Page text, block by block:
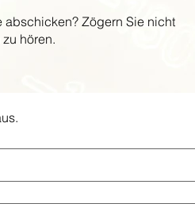
Zögern Sie nicht
hören.